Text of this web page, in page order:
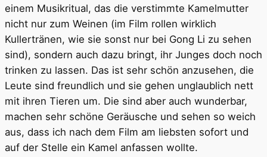
einem Musikritual, das die verstimmte Kamelmutter
nicht nur zum Weinen (im Film rollen wirklich
Kullertränen, wie sie sonst nur bei Gong Li zu sehen
sind), sondern auch dazu bringt, ihr Junges doch noch
trinken zu lassen. Das ist sehr schön anzusehen, die
Leute sind freundlich und sie gehen unglaublich nett
mit ihren Tieren um. Die sind aber auch wunderbar,
machen sehr schöne Geräusche und sehen so weich
aus, dass ich nach dem Film am liebsten sofort und
auf der Stelle ein Kamel anfassen wollte.